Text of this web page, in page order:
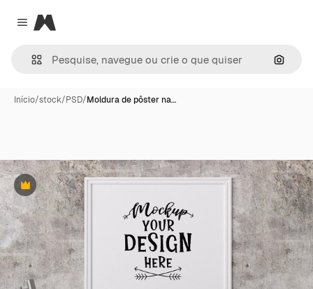
Close menu
Magnific
Início/stock/PSD/Moldura de pôster na…
Premium